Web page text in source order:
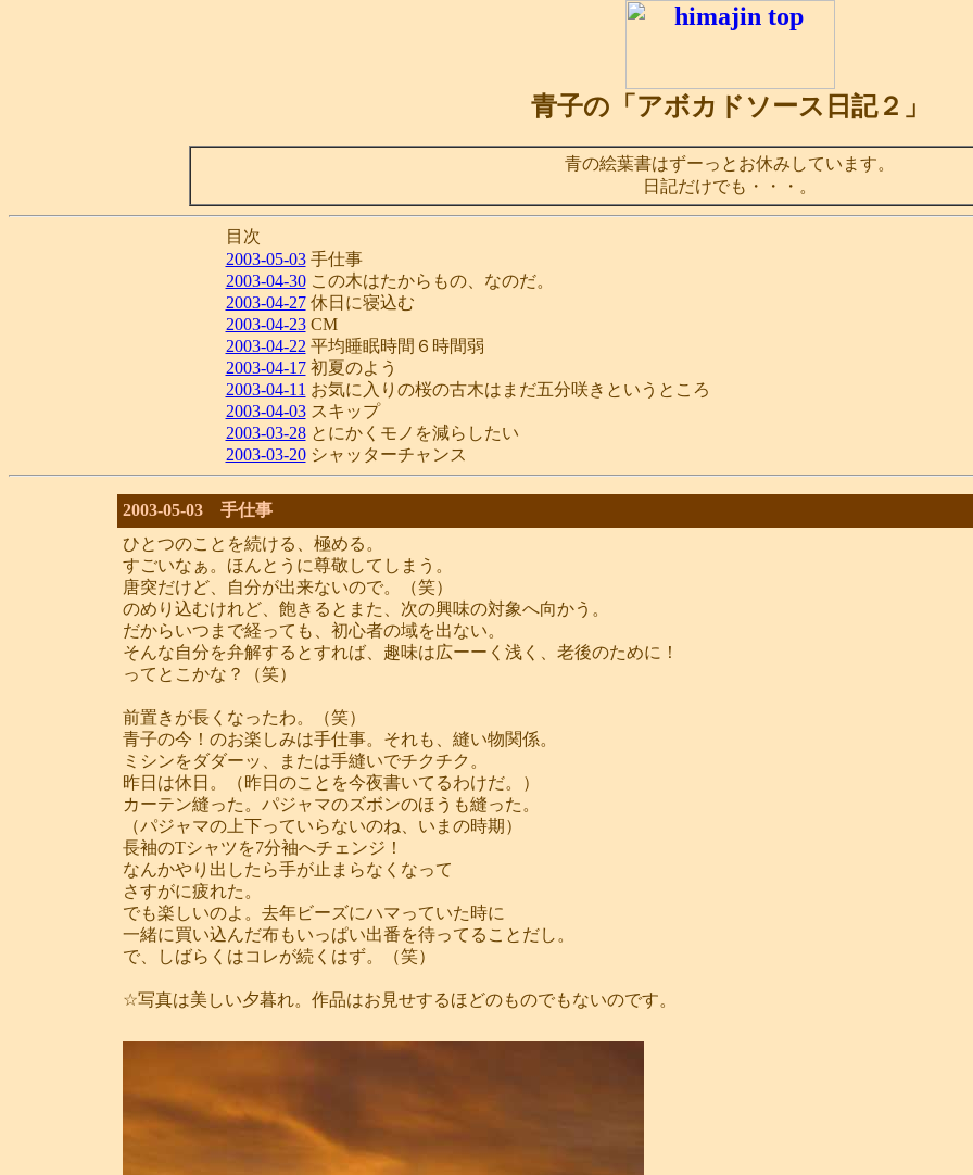
青子の「アボカドソース日記２」
青の絵葉書はずーっとお休みしています。
日記だけでも・・・。
目次
2003-05-03手仕事
2003-04-30この木はたからもの、なのだ。
2003-04-27休日に寝込む
2003-04-23CM
2003-04-22 平均睡眠時間６時間弱
2003-04-17初夏のよう
2003-04-11 お気に入りの桜の古木はまだ五分咲きというところ
2003-04-03スキップ
2003-03-28とにかくモノを減らしたい
2003-03-20シャッターチャンス
2003-05-03 手仕事
ひとつのことを続ける、極める。
すごいなぁ。ほんとうに尊敬してしまう。
唐突だけど、自分が出来ないので。（笑）
のめり込むけれど、飽きるとまた、次の興味の対象へ向かう。
だからいつまで経っても、初心者の域を出ない。
そんな自分を弁解するとすれば、趣味は広ーーく浅く、老後のために！
ってとこかな？（笑）
前置きが長くなったわ。（笑）
青子の今！のお楽しみは手仕事。それも、縫い物関係。
ミシンをダダーッ、または手縫いでチクチク。
昨日は休日。（昨日のことを今夜書いてるわけだ。）
カーテン縫った。パジャマのズボンのほうも縫った。
（パジャマの上下っていらないのね、いまの時期）
長袖のTシャツを7分袖へチェンジ！
なんかやり出したら手が止まらなくなって
さすがに疲れた。
でも楽しいのよ。去年ビーズにハマっていた時に
一緒に買い込んだ布もいっぱい出番を待ってることだし。
で、しばらくはコレが続くはず。（笑）
☆写真は美しい夕暮れ。作品はお見せするほどのものでもないのです。